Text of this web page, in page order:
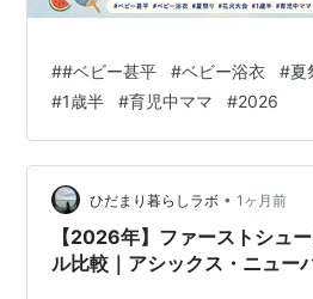
##ベビー甚平 #ベビー浴衣 #夏
#1歳半 #育児中ママ #2026
ひだまり暮らしラボ • 1ヶ月前
【2026年】ファーストシュ
ル比較｜アシックス・ニュー